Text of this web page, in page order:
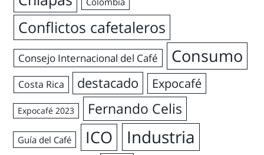
Conflictos cafetaleros
Consejo Internacional del Café Consumo
Costa Rica destacado Expocafé
Expocafé 2023 Fernando Celis
Guía del Café ICO Industria